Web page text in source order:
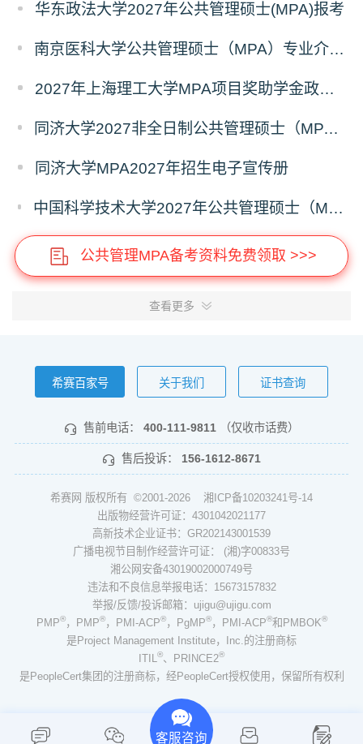
华东政法大学2027年公共管理硕士(MPA)报考
南京医科大学公共管理硕士（MPA）专业介绍（2027年）
2027年上海理工大学MPA项目奖助学金政策发布
同济大学2027非全日制公共管理硕士（MPA）奖学金方案
同济大学MPA2027年招生电子宣传册
中国科学技术大学2027年公共管理硕士（MPA）专业学位研究生招生通知
公共管理MPA备考资料免费领取 >>>
查看更多
希赛百家号 关于我们 证书查询
售前电话： 400-111-9811 （仅收市话费）
售后投诉： 156-1612-8671
希赛网 版权所有 ©2001-2026 湘ICP备10203241号-14
出版物经营许可证：4301042021177
高新技术企业证书：GR202143001539
广播电视节目制作经营许可证： (湘)字00833号
湘公网安备43019002000749号
违法和不良信息举报电话：15673157832
举报/反馈/投诉邮箱：ujigu@ujigu.com
PMP®，PMP®，PMI-ACP®，PgMP®，PMI-ACP®和PMBOK®
是Project Management Institute，Inc.的注册商标
ITIL®、PRINCE2®
是PeopleCert集团的注册商标，经PeopleCert授权使用，保留所有权利
客服咨询